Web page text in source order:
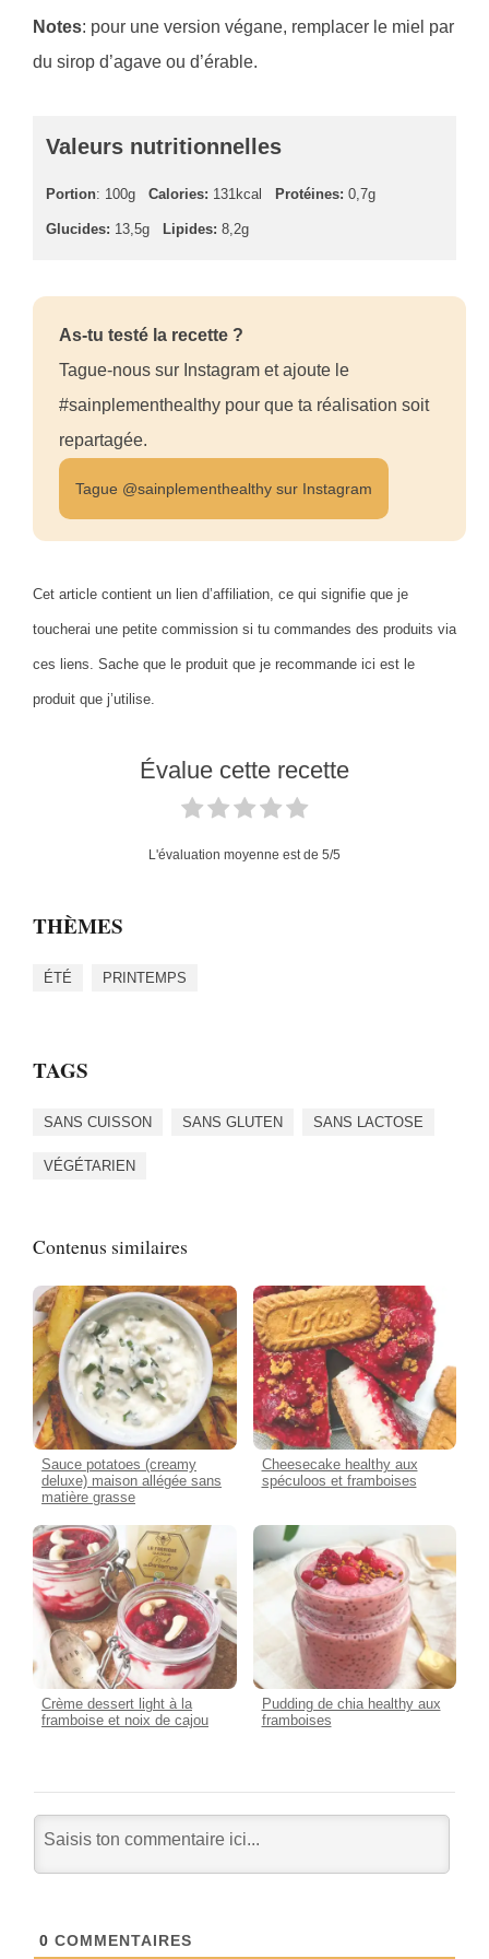
Notes: pour une version végane, remplacer le miel par
du sirop d’agave ou d’érable.
Valeurs nutritionnelles
Portion: 100g Calories: 131kcal Protéines: 0,7g
Glucides: 13,5g Lipides: 8,2g
As-tu testé la recette ?
Tague-nous sur Instagram et ajoute le
#sainplementhealthy pour que ta réalisation soit
repartagée.
Tague @sainplementhealthy sur Instagram
Cet article contient un lien d’affiliation, ce qui signifie que je
toucherai une petite commission si tu commandes des produits via
ces liens. Sache que le produit que je recommande ici est le
produit que j’utilise.
Évalue cette recette
L'évaluation moyenne est de 5/5
THÈMES
ÉTÉ PRINTEMPS
TAGS
SANS CUISSON SANS GLUTEN SANS LACTOSE
VÉGÉTARIEN
Contenus similaires
Sauce potatoes (creamy
deluxe) maison allégée sans
matière grasse
Cheesecake healthy aux
spéculoos et framboises
Crème dessert light à la
framboise et noix de cajou
Pudding de chia healthy aux
framboises
0 COMMENTAIRES